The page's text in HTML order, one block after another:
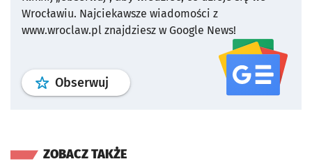
Wrocławiu. Najciekawsze wiadomości z
www.wroclaw.pl znajdziesz w Google News!
Obserwuj profil serwisu
ZOBACZ TAKŻE